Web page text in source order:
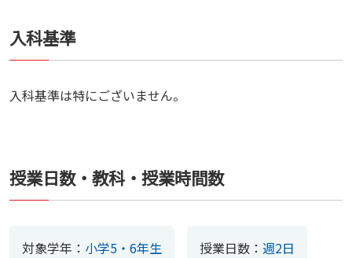
入科基準
入科基準は特にございません。
授業日数・教科・授業時間数
対象学年： 小学5・6年生 授業日数： 週2日